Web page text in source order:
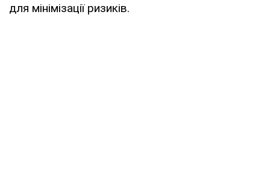
для мінімізації ризиків.